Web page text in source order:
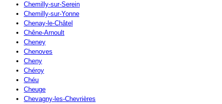
Chemilly-sur-Serein
Chemilly-sur-Yonne
Chenay-le-Châtel
Chêne-Arnoult
Cheney
Chenoves
Cheny
Chéroy
Chéu
Cheuge
Chevagny-les-Chevrières